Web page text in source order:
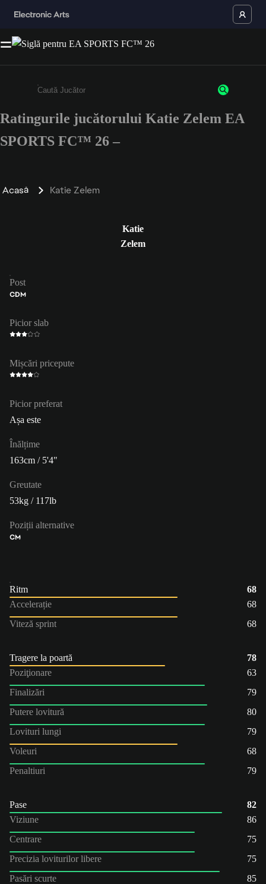
Enter a minimum of 3 characters or numbers
Ratingurile jucătorului Katie Zelem EA
SPORTS FC™ 26 –
Acasă Katie Zelem
Katie
Zelem
Post
CDM
Picior slab
Mișcări pricepute
Picior preferat
Așa este
Înălțime
163cm / 5'4"
Greutate
53kg / 117lb
Poziții alternative
CM
Ritm
68
Accelerație
68
Viteză sprint
68
Tragere la poartă
78
Poziţionare
63
Finalizări
79
Putere lovitură
80
Lovituri lungi
79
Voleuri
68
Penaltiuri
79
Pase
82
Viziune
86
Centrare
75
Precizia loviturilor libere
75
Pasări scurte
85